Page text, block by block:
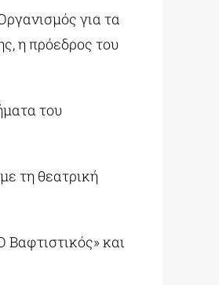
για τα
η πρόεδρος του
του
τη θεατρική
και